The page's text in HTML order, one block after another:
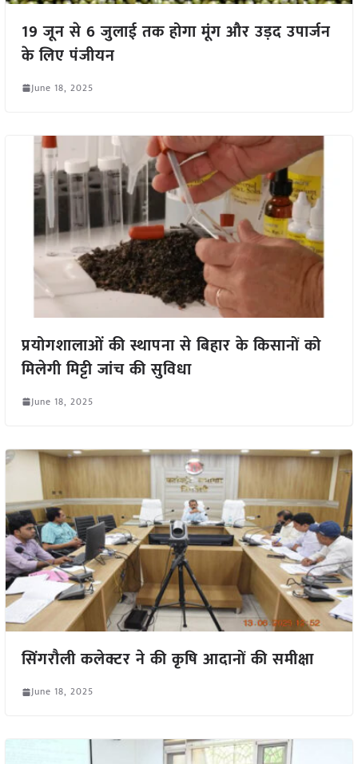
19 जून से 6 जुलाई तक होगा मूंग और उड़द उपार्जन
के लिए पंजीयन
June 18, 2025
प्रयोगशालाओं की स्थापना से बिहार के किसानों को
मिलेगी मिट्टी जांच की सुविधा
June 18, 2025
सिंगरौली कलेक्टर ने की कृषि आदानों की समीक्षा
June 18, 2025